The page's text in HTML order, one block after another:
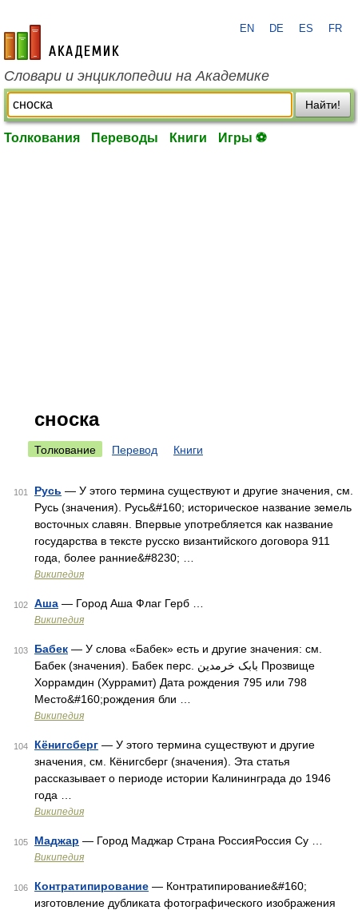
academic.ru
EN DE ES FR
Словари и энциклопедии на Академике
Найти!
Толкования Переводы Книги Игры ⚽
сноска
Толкование Перевод Книги
101 Русь — У этого термина существуют и другие значения, см.
Русь (значения). Русь&#160; историческое название земель
восточных славян. Впервые употребляется как название
государства в тексте русско византийского договора 911
года, более ранние&#8230; …
Википедия
102 Аша — Город Аша Флаг Герб …
Википедия
103 Бабек — У слова «Бабек» есть и другие значения: см.
Бабек (значения). Бабек перс. بابک خرمدین‎ Прозвище
Хоррамдин (Хуррамит) Дата рождения 795 или 798
Место&#160;рождения бли …
Википедия
104 Кёнигсберг — У этого термина существуют и другие
значения, см. Кёнигсберг (значения). Эта статья
рассказывает о периоде истории Калининграда до 1946
года …
Википедия
105 Маджар — Город Маджар Страна РоссияРоссия Су …
Википедия
106 Контратипирование — Контратипирование&#160;
изготовление дубликата фотографического изображения